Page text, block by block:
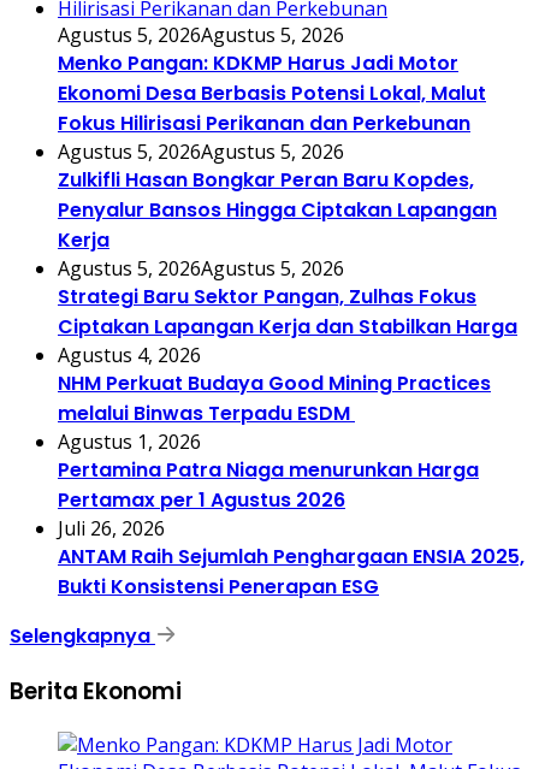
Agustus 5, 2026Agustus 5, 2026
Menko Pangan: KDKMP Harus Jadi Motor
Ekonomi Desa Berbasis Potensi Lokal, Malut
Fokus Hilirisasi Perikanan dan Perkebunan
Agustus 5, 2026Agustus 5, 2026
Zulkifli Hasan Bongkar Peran Baru Kopdes,
Penyalur Bansos Hingga Ciptakan Lapangan
Kerja
Agustus 5, 2026Agustus 5, 2026
Strategi Baru Sektor Pangan, Zulhas Fokus
Ciptakan Lapangan Kerja dan Stabilkan Harga
Agustus 4, 2026
NHM Perkuat Budaya Good Mining Practices
melalui Binwas Terpadu ESDM
Agustus 1, 2026
Pertamina Patra Niaga menurunkan Harga
Pertamax per 1 Agustus 2026
Juli 26, 2026
ANTAM Raih Sejumlah Penghargaan ENSIA 2025,
Bukti Konsistensi Penerapan ESG
Selengkapnya
Berita Ekonomi